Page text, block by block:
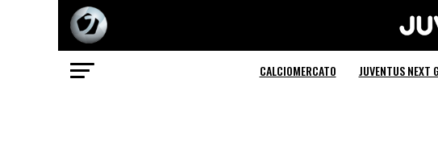
CALCIOMERCATO JUVENTUS NEXT